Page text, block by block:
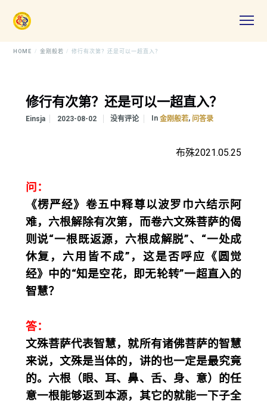
HOME 金刚般若 修行有次第？还是可以一超直入？
修行有次第？还是可以一超直入？
Einsja 2023-08-02 没有评论 In 金刚般若, 问答录
布殊2021.05.25
问：
《楞严经》卷五中释尊以波罗巾六结示阿
难，六根解除有次第，而卷六文殊菩萨的偈
则说“一根既返源，六根成解脱”、“一处成
休复，六用皆不成”，这是否呼应《圆觉
经》中的“知是空花，即无轮转”一超直入的
智慧？
答：
文殊菩萨代表智慧，就所有诸佛菩萨的智慧
来说，文殊是当体的，讲的也一定是最究竟
的。六根（眼、耳、鼻、舌、身、意）的任
意一根能够返到本源，其它的就能一下子全